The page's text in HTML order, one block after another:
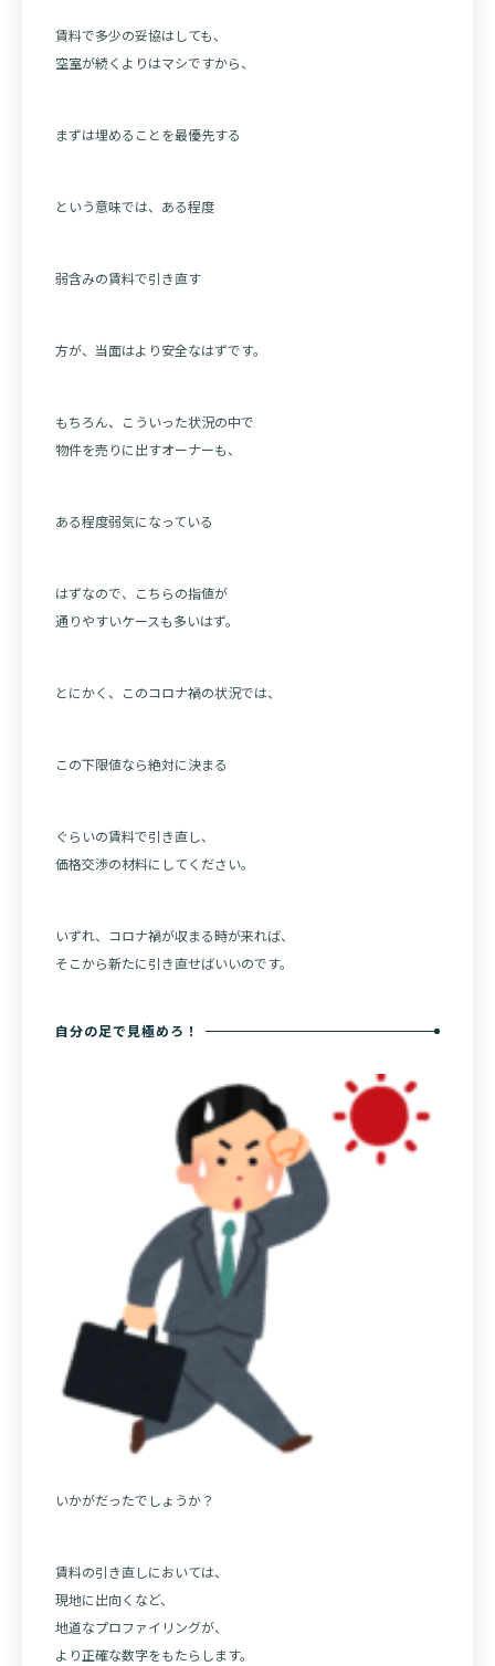
賃料で多少の妥協はしても、
空室が続くよりはマシですから、
まずは埋めることを最優先する
という意味では、ある程度
弱含みの賃料で引き直す
方が、当面はより安全なはずです。
もちろん、こういった状況の中で
物件を売りに出すオーナーも、
ある程度弱気になっている
はずなので、こちらの指値が
通りやすいケースも多いはず。
とにかく、このコロナ禍の状況では、
この下限値なら絶対に決まる
ぐらいの賃料で引き直し、
価格交渉の材料にしてください。
いずれ、コロナ禍が収まる時が来れば、
そこから新たに引き直せばいいのです。
自分の足で見極めろ！
いかがだったでしょうか？
賃料の引き直しにおいては、
現地に出向くなど、
地道なプロファイリングが、
より正確な数字をもたらします。